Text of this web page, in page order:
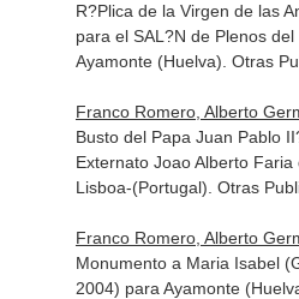
R?Plica de la Virgen de las
para el SAL?N de Plenos
Ayamonte (Huelva). Otras
Franco Romero, Alberto
Busto del Papa Juan Pablo
Externato Joao Alberto
Lisboa-(Portugal). Otras
Franco Romero, Alberto
Monumento a Maria Isabel
2004) para Ayamonte